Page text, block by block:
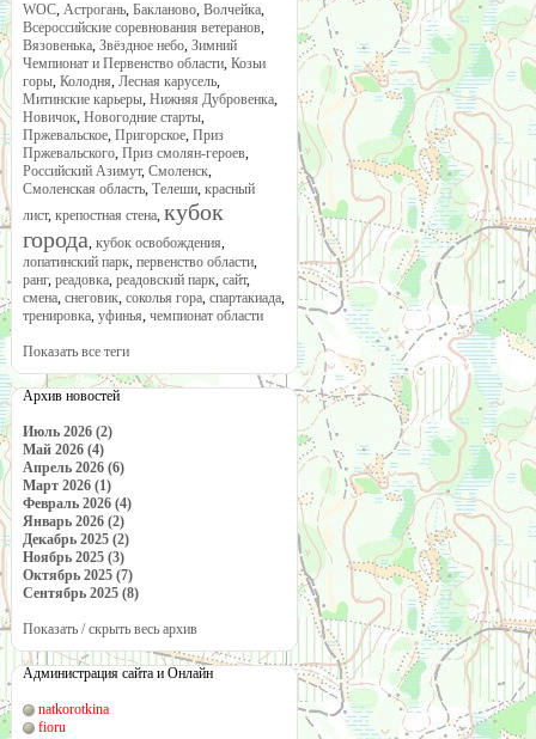
WOC, Астрогань, Бакланово, Волчейка,
Всероссийские соревнования ветеранов,
Вязовенька, Звёздное небо, Зимний
Чемпионат и Первенство области, Козьи
горы, Колодня, Лесная карусель,
Митинские карьеры, Нижняя Дубровенка,
Новичок, Новогодние старты,
Пржевальское, Пригорское, Приз
Пржевальского, Приз смолян-героев,
Российский Азимут, Смоленск,
Смоленская область, Телеши, красный
лист, крепостная стена, кубок
города, кубок освобождения,
лопатинский парк, первенство области,
ранг, реадовка, реадовский парк, сайт,
смена, снеговик, соколья гора, спартакиада,
тренировка, уфинья, чемпионат области
Показать все теги
Архив новостей
Июль 2026 (2)
Май 2026 (4)
Апрель 2026 (6)
Март 2026 (1)
Февраль 2026 (4)
Январь 2026 (2)
Декабрь 2025 (2)
Ноябрь 2025 (3)
Октябрь 2025 (7)
Сентябрь 2025 (8)
Показать / скрыть весь архив
Администрация сайта и Онлайн
natkorotkina
fioru